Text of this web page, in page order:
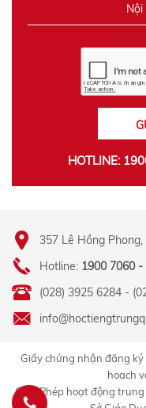
HOTLINE:
357 Lê Hồng Phong,
Hotline: 1900 7060 -
(028) 3925 6284 -
Giấy chứng nhận đăng
hoạch
Giấy Phép hoạt động